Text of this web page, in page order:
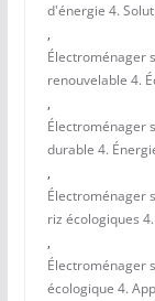
d'énergie 4.
,
Électroménager
renouvelable 4.
,
Électroménager
durable 4.
,
Électroménager
riz écologiques
,
Électroménager
écologique 4.